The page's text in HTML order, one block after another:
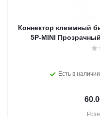
Коннектор клеммный
5P-MINI
Есть в